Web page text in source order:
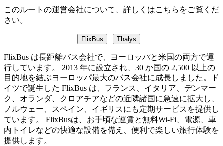
このルートの運営会社について、詳しくはこちらをご覧くだ
さい。
FlixBus Thalys
FlixBus は長距離バス会社で、ヨーロッパと米国の両方で運
行しています。 2013 年に設立され、30 か国の 2,500 以上の
目的地を結ぶヨーロッパ最大のバス会社に成長しました。ド
イツで誕生した FlixBus は、フランス、イタリア、デンマー
ク、オランダ、クロアチアなどの近隣諸国に急速に拡大し、
ノルウェー、スペイン、イギリスにも定期サービスを提供し
ています。 FlixBusは、お手頃な運賃と無料Wi-Fi、電源、車
内トイレなどの快適な設備を備え、便利で楽しい旅行体験を
提供します。